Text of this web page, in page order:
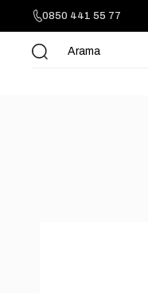
0850 441 55 77